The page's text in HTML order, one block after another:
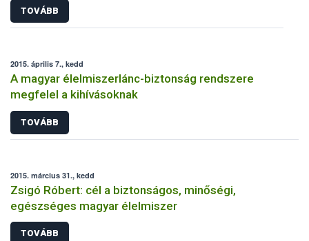
TOVÁBB
2015. április 7., kedd
A magyar élelmiszerlánc-biztonság rendszere
megfelel a kihívásoknak
TOVÁBB
2015. március 31., kedd
Zsigó Róbert: cél a biztonságos, minőségi,
egészséges magyar élelmiszer
TOVÁBB